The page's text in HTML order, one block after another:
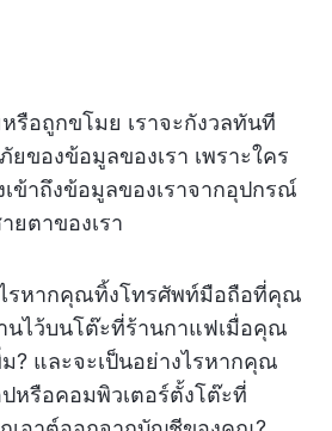
อถูกขโมย เราจะกังวลทันที
ของข้อมูลของเรา เพราะใคร
เข้าถึงข้อมูลของเราจากอุปกรณ์
ยตาของเรา
รหากคุณทิ้งโทรศัพท์มือถือที่คุณ
านไว้บนโต๊ะที่ร้านกาแฟเมื่อคุณ
? และจะเป็นอย่างไรหากคุณ
หรือคอมพิวเตอร์ตั้งโต๊ะที่